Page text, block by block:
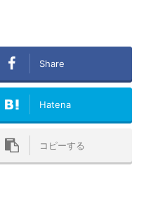
Share
Hatena
コピーする